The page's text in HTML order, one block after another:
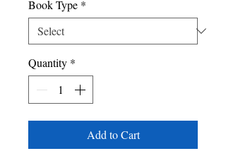
Book Type *
Quantity *
Add to Cart